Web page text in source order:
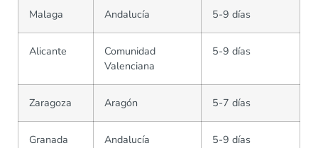
Malaga Andalucía 5-9 días
Alicante
Comunidad
Valenciana
5-9 días
Zaragoza Aragón 5-7 días
Granada Andalucía 5-9 días